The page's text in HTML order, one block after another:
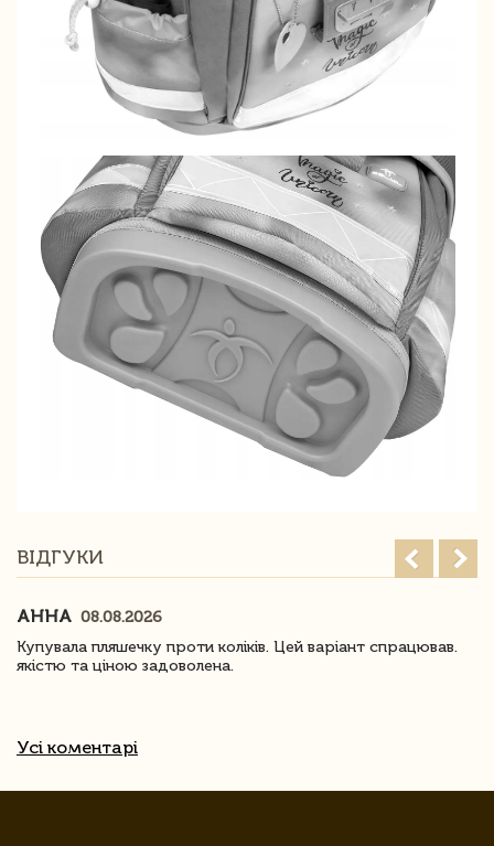
ВІДГУКИ
АННА 08.08.2026
Купувала пляшечку проти коліків. Цей варіант спрацював.
якістю та ціною задоволена.
Усі коментарі